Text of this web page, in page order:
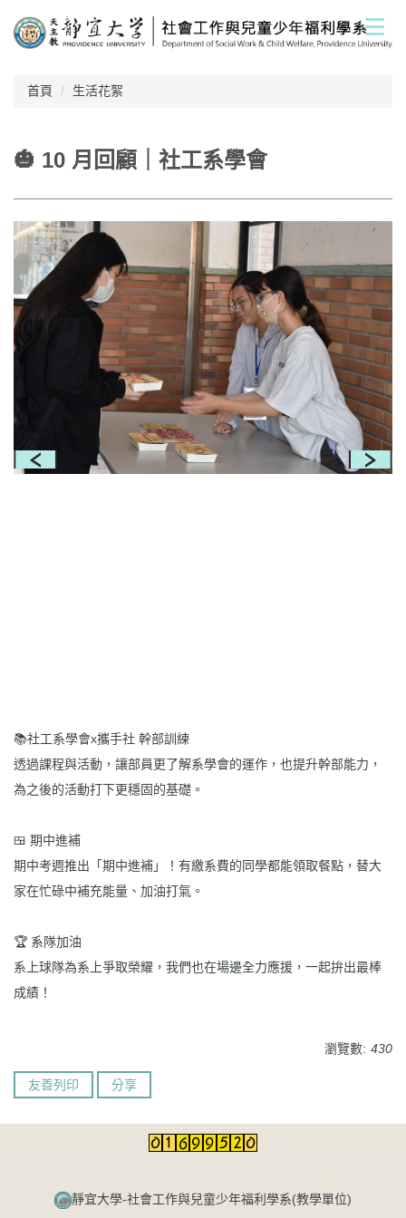
到
主
首頁 生活花絮
🎃 10 月回顧｜社工系學會
📚社工系學會x攜手社 幹部訓練
透過課程與活動，讓部員更了解系學會的運作，也提升幹部能力，
為之後的活動打下更穩固的基礎。
🍱 期中進補
期中考週推出「期中進補」！有繳系費的同學都能領取餐點，替大
家在忙碌中補充能量、加油打氣。
🏆 系隊加油
系上球隊為系上爭取榮耀，我們也在場邊全力應援，一起拚出最棒
成績！
瀏覽數: 430
友善列印 分享
靜宜大學-社會工作與兒童少年福利學系(教學單位)​​​​​